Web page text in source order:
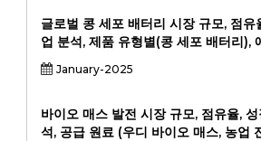
글로벌 콩 세포 배터리 시장 규모, 점유
업 분석, 제품 유형별(콩 세포 배터리),
별(소비자 전자제품, 건강관리, 웨어러
기기, 산업용 애플리케이션), 최종 사용
석(2024-2031년)
January-2025
바이오 매스 발전 시장 규모, 점유율,
석, 공급 원료 (우디 바이오 매스, 농업